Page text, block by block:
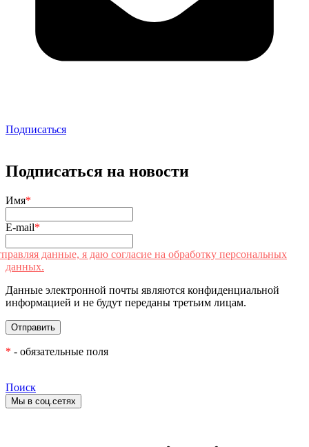
Подписаться
Подписаться на новости
Имя*
E-mail*
данные, я даю согласие на обработку персональных
данных.
Данные электронной почты являются конфиденциальной
информацией и не будут переданы третьим лицам.
* - обязательные поля
Поиск
Мы в соц.сетях